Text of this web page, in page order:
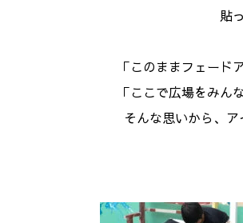
貼
「このままフェード
「ここで広場をみん
そんな思いから、